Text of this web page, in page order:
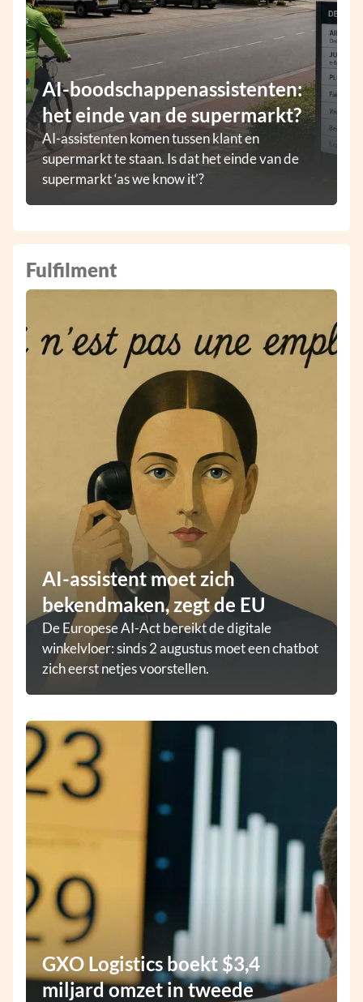
AI-boodschappenassistenten:
het einde van de supermarkt?
AI-assistenten komen tussen klant en
supermarkt te staan. Is dat het einde van de
supermarkt ‘as we know it’?
Fulfilment
AI-assistent moet zich
bekendmaken, zegt de EU
De Europese AI-Act bereikt de digitale
winkelvloer: sinds 2 augustus moet een chatbot
zich eerst netjes voorstellen.
GXO Logistics boekt $3,4
miljard omzet in tweede